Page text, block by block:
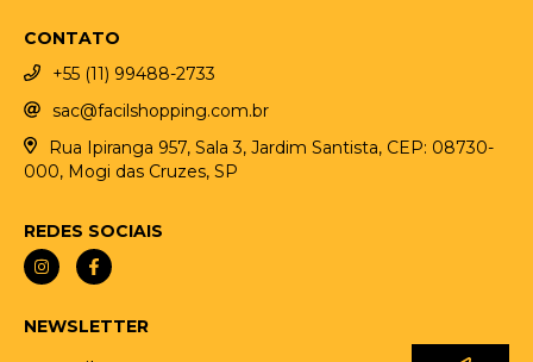
CONTATO
+55 (11) 99488-2733
sac@facilshopping.com.br
Rua Ipiranga 957, Sala 3, Jardim Santista, CEP: 08730-
000, Mogi das Cruzes, SP
REDES SOCIAIS
NEWSLETTER